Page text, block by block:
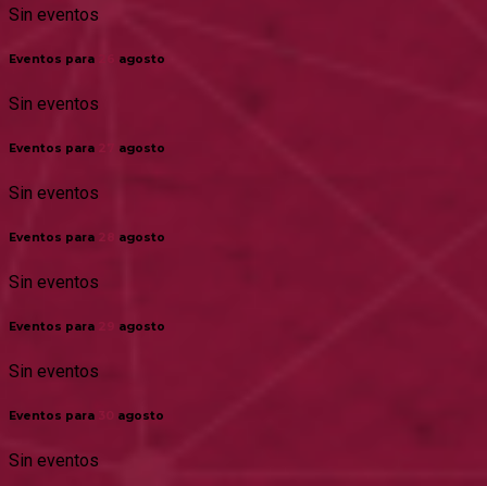
Sin eventos
Eventos para agosto
Sin eventos
Eventos para agosto
Sin eventos
Eventos para 28 agosto
Sin eventos
Eventos para agosto
Sin eventos
Eventos para agosto
Sin eventos